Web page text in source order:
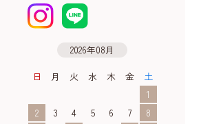
2026年08月
日 月 火 水 木 金
土
1
2
3 4 5 6 7
8